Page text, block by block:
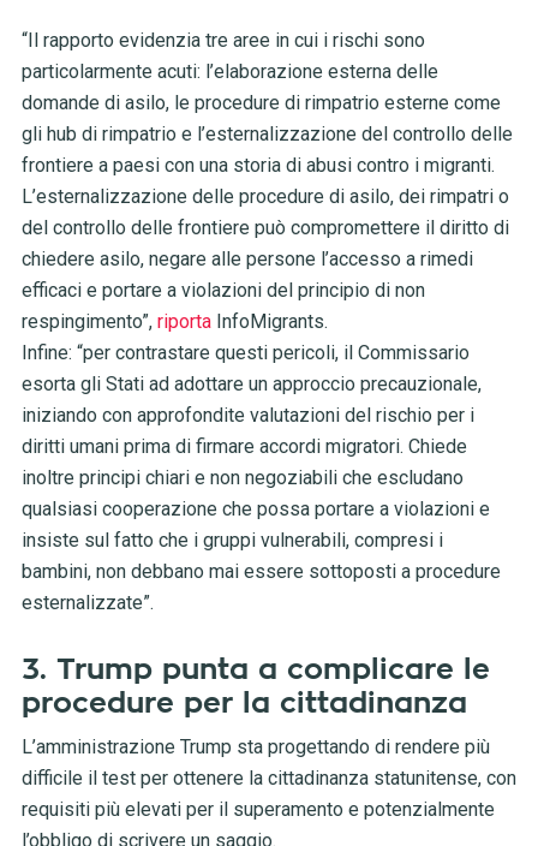
“Il rapporto evidenzia tre aree in cui i rischi sono
particolarmente acuti: l’elaborazione esterna delle
domande di asilo, le procedure di rimpatrio esterne come
gli hub di rimpatrio e l’esternalizzazione del controllo delle
frontiere a paesi con una storia di abusi contro i migranti.
L’esternalizzazione delle procedure di asilo, dei rimpatri o
del controllo delle frontiere può compromettere il diritto di
chiedere asilo, negare alle persone l’accesso a rimedi
efficaci e portare a violazioni del principio di non
respingimento”, riportaInfoMigrants.
Infine: “per contrastare questi pericoli, il Commissario
esorta gli Stati ad adottare un approccio precauzionale,
iniziando con approfondite valutazioni del rischio per i
diritti umani prima di firmare accordi migratori. Chiede
inoltre principi chiari e non negoziabili che escludano
qualsiasi cooperazione che possa portare a violazioni e
insiste sul fatto che i gruppi vulnerabili, compresi i
bambini, non debbano mai essere sottoposti a procedure
esternalizzate”.
3. Trump punta a complicare le
procedure per la cittadinanza
L’amministrazione Trump sta progettando di rendere più
difficile il test per ottenere la cittadinanza statunitense, con
requisiti più elevati per il superamento e potenzialmente
l’obbligo di scrivere un saggio.